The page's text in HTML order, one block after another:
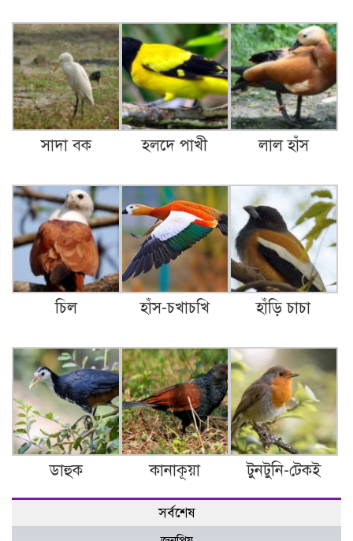
সাদা বক হলদে পাখী লাল হাঁস
চিল হাঁস-চখাচখি হাঁড়ি চাচা
ডাহুক কানাকূয়া টুনটুনি-টেকই
সর্বশেষ